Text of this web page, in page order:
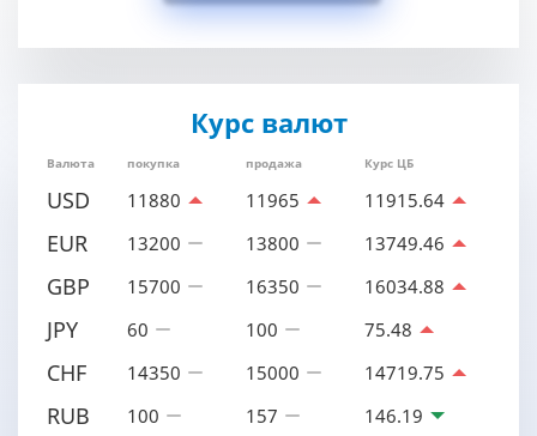
Курс валют
Валюта покупка продажа Курс ЦБ
USD 11880 11965 11915.64
EUR 13200 13800 13749.46
GBP 15700 16350 16034.88
JPY 60 100 75.48
CHF 14350 15000 14719.75
RUB 100 157 146.19